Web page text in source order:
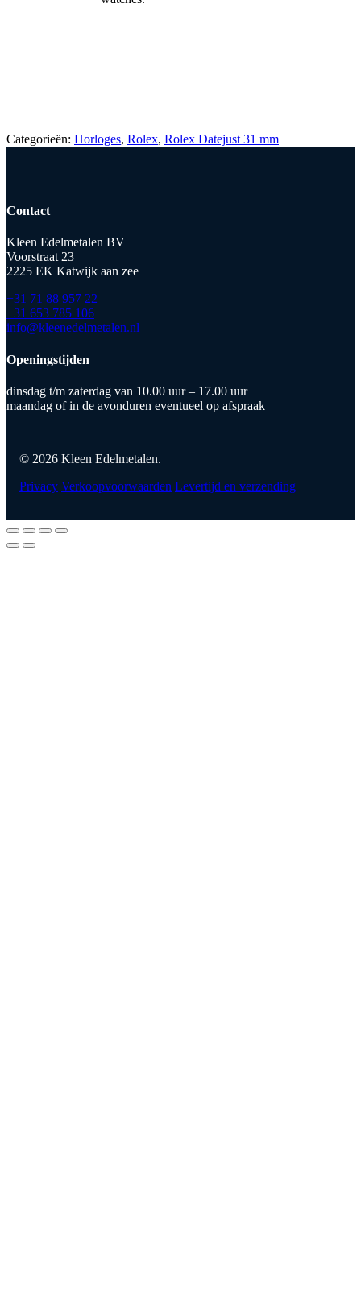
Categorieën: Horloges, Rolex, Rolex Datejust 31 mm
Contact
Kleen Edelmetalen BV
Voorstraat 23
2225 EK Katwijk aan zee
+31 71 88 957 22
+31 653 785 106
info@kleenedelmetalen.nl
Openingstijden
dinsdag t/m zaterdag van 10.00 uur – 17.00 uur
maandag of in de avonduren eventueel op afspraak
© 2026 Kleen Edelmetalen.
Privacy Verkoopvoorwaarden Levertijd en verzending